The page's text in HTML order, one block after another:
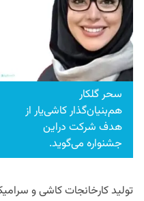
سحر گلکار
هم‌بنیان‌گذار کاشی‌یار از
هدف شرکت دراین
جشنواره می‌گوید.
تولید کارخانجات کاشی و